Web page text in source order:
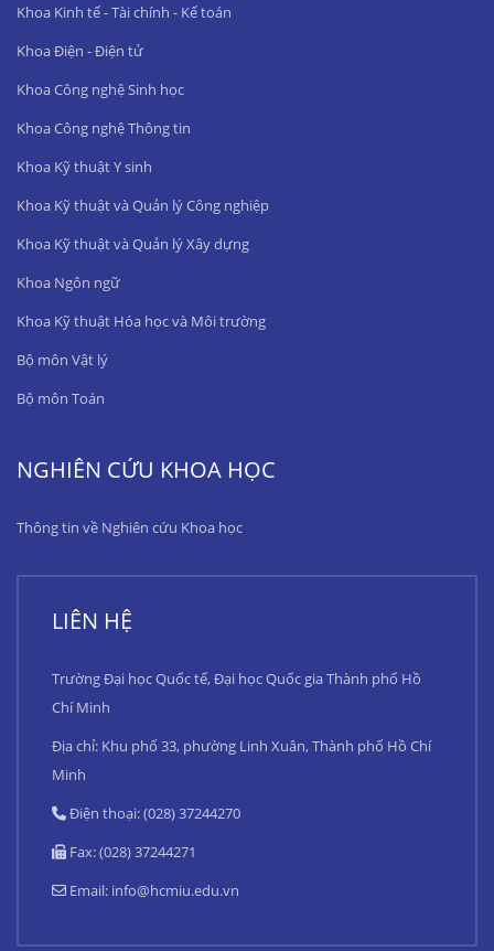
Khoa Kinh tế - Tài chính - Kế toán
Khoa Điện - Điện tử
Khoa Công nghệ Sinh học
Khoa Công nghệ Thông tin
Khoa Kỹ thuật Y sinh
Khoa Kỹ thuật và Quản lý Công nghiệp
Khoa Kỹ thuật và Quản lý Xây dựng
Khoa Ngôn ngữ
Khoa Kỹ thuật Hóa học và Môi trường
Bộ môn Vật lý
Bộ môn Toán
NGHIÊN CỨU KHOA HỌC
Thông tin về Nghiên cứu Khoa học
LIÊN HỆ
Trường Đại học Quốc tế, Đại học Quốc gia Thành phố Hồ
Chí Minh
Địa chỉ: Khu phố 33, phường Linh Xuân, Thành phố Hồ Chí
Minh
Điện thoại: (028) 37244270
Fax: (028) 37244271
Email: info@hcmiu.edu.vn